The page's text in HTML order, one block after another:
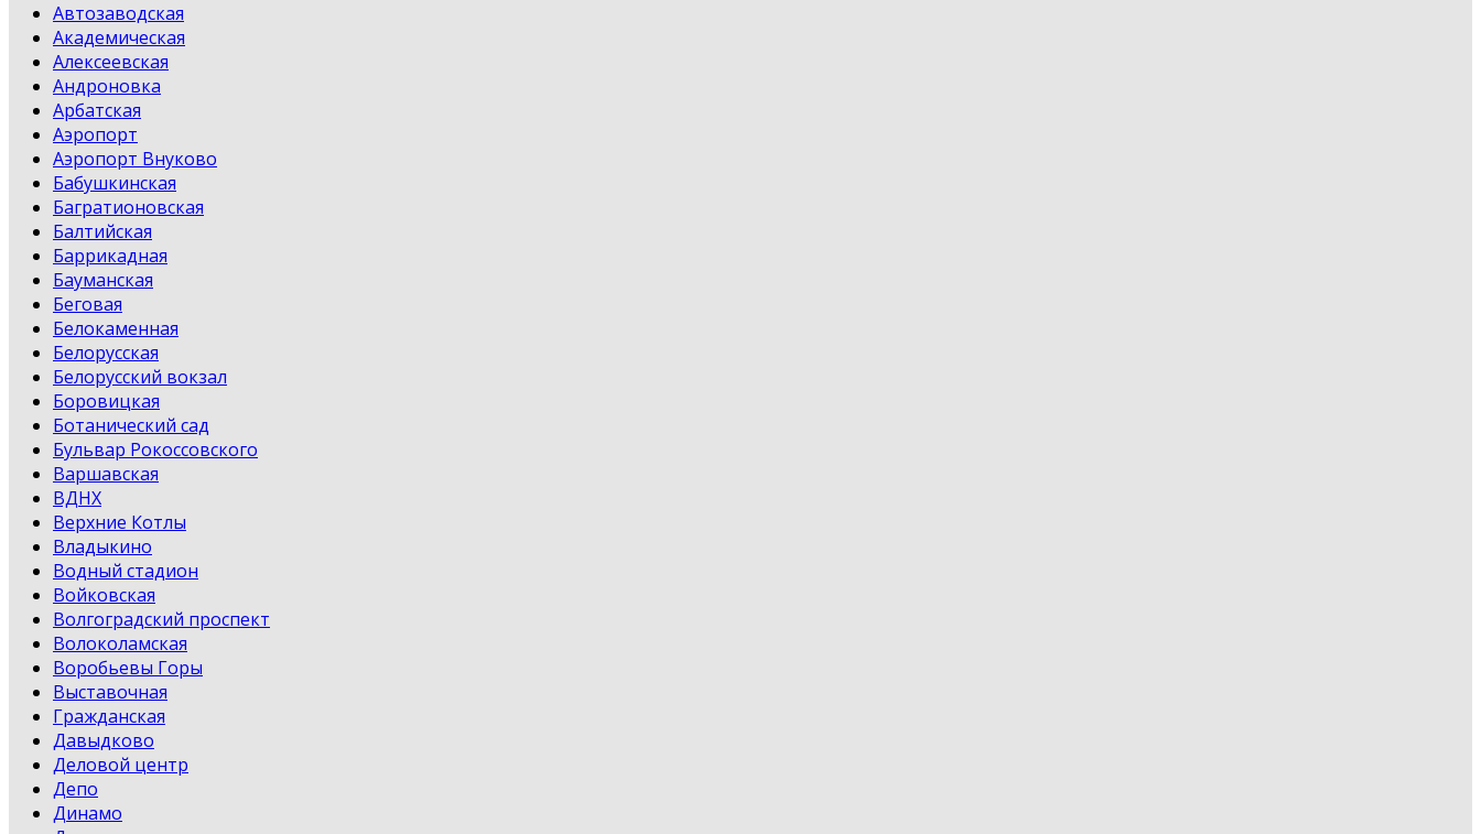
Автозаводская
Академическая
Алексеевская
Андроновка
Арбатская
Аэропорт
Аэропорт Внуково
Бабушкинская
Багратионовская
Балтийская
Баррикадная
Бауманская
Беговая
Белокаменная
Белорусская
Белорусский вокзал
Боровицкая
Ботанический сад
Бульвар Рокоссовского
Варшавская
ВДНХ
Верхние Котлы
Владыкино
Водный стадион
Войковская
Волгоградский проспект
Волоколамская
Воробьевы Горы
Выставочная
Гражданская
Давыдково
Деловой центр
Депо
Динамо